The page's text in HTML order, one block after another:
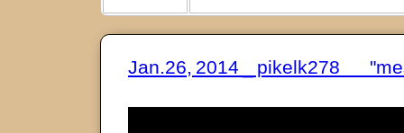
Jan.26, 2014 _ pikelk278